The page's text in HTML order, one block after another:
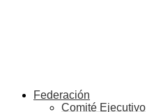
Federación
Comité Ejecutivo